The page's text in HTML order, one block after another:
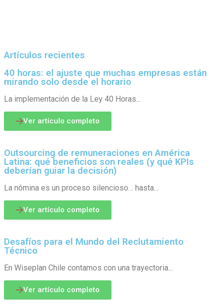
Artículos recientes
40 horas: el ajuste que muchas empresas están
mirando solo desde el horario
La implementación de la Ley 40 Horas...
Ver artículo completo
Outsourcing de remuneraciones en América
Latina: qué beneficios son reales (y qué KPIs
deberían guiar la decisión)
La nómina es un proceso silencioso… hasta...
Ver artículo completo
Desafíos para el Mundo del Reclutamiento
Técnico
En Wiseplan Chile contamos con una trayectoria...
Ver artículo completo